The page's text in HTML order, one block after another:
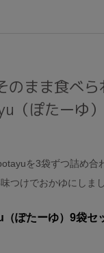
のまま食べ
（ぽたーゆ
を3袋ずつ詰め
つけでおかゆにしまし
ぽたーゆ）9袋セ